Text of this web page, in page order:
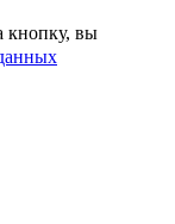
кнопку, вы